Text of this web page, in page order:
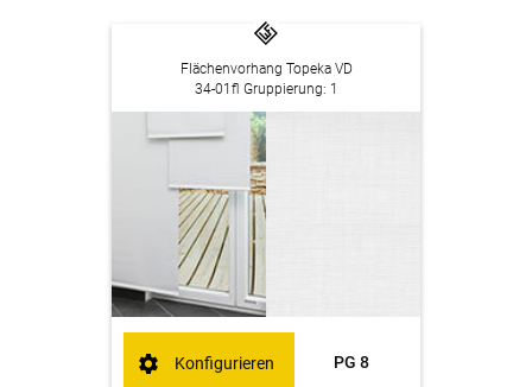
Flächenvorhang Topeka VD
34-01fl Gruppierung: 1
PG 8
Konfigurieren